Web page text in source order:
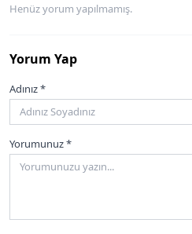
Henüz yorum yapılmamış.
Yorum Yap
Adınız *
Yorumunuz *